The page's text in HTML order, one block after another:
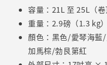
容量：21L 至 25L（卷
重量：2.9磅（1.3 kg）
顏色：黑色/愛琴海
加馬棕/勃艮第紅